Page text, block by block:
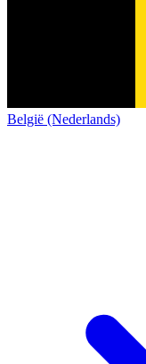
België (Nederlands)